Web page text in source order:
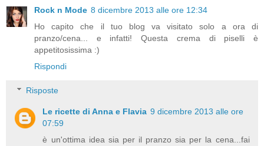
Rock n Mode 8 dicembre 2013 alle ore 12:34
Ho capito che il tuo blog va visitato solo a ora di
pranzo/cena... e infatti! Questa crema di piselli è
appetitosissima :)
Rispondi
Risposte
Le ricette di Anna e Flavia 9 dicembre 2013 alle ore
07:59
è un'ottima idea sia per il pranzo sia per la cena...fai